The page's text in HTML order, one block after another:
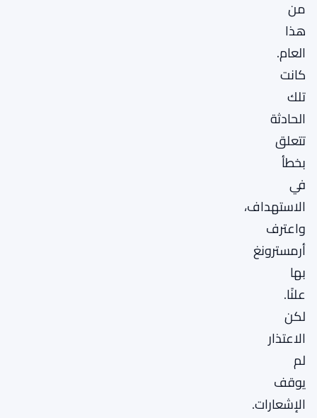
من
هذا
العام.
كانت
تلك
الحادثة
تتعلق
بخطأ
في
الاستهداف،
واعترف
أرمسترونغ
بها
علنًا.
لكن
الاعتذار
لم
يوقف
الإشعارات.